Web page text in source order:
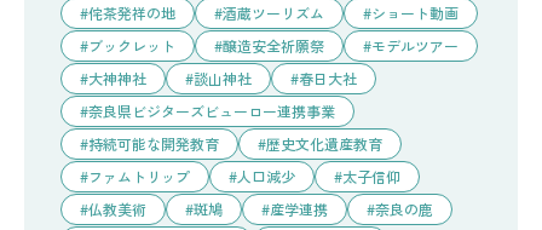
侘茶発祥の地
酒蔵ツーリズム
ショート動画
ブックレット
醸造安全祈願祭
モデルツアー
大神神社
談山神社
春日大社
奈良県ビジターズビューロー連携事業
持続可能な開発教育
歴史文化遺産教育
ファムトリップ
人口減少
太子信仰
仏教美術
斑鳩 産学連携
奈良の鹿